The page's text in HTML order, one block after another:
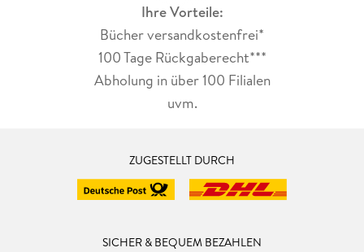
Ihre Vorteile:
Bücher versandkostenfrei*
100 Tage Rückgaberecht***
Abholung in über 100 Filialen
uvm.
ZUGESTELLT DURCH
SICHER & BEQUEM BEZAHLEN